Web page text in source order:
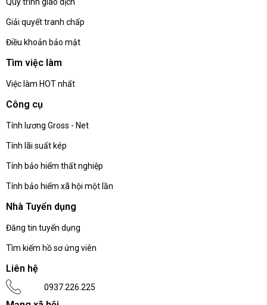
Quy trình giao dịch
Giải quyết tranh chấp
Điều khoản bảo mật
Tìm việc làm
Việc làm HOT nhất
Công cụ
Tính lương Gross - Net
Tính lãi suất kép
Tính bảo hiểm thất nghiệp
Tính bảo hiểm xã hội một lần
Nhà Tuyển dụng
Đăng tin tuyển dụng
Tìm kiếm hồ sơ ứng viên
Liên hệ
0937.226.225